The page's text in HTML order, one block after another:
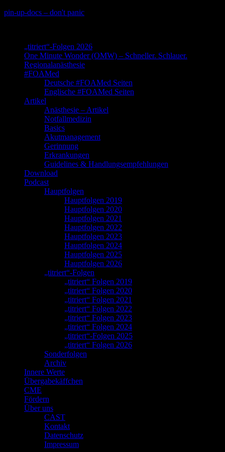
Skip
pin-up-docs – don't panic
„titriert“-Folgen 2026
One Minute Wonder (OMW) – Schneller. Schlauer.
Regionalanästhesie
#FOAMed
Deutsche #FOAMed Seiten
Englische #FOAMed Seiten
Artikel
Anästhesie – Artikel
Notfallmedizin
Basics
Akutmanagement
Gerinnung
Erkrankungen
Guidelines & Handlungsempfehlungen
Download
Podcast
Hauptfolgen
Hauptfolgen 2019
Hauptfolgen 2020
Hauptfolgen 2021
Hauptfolgen 2022
Hauptfolgen 2023
Hauptfolgen 2024
Hauptfolgen 2025
Hauptfolgen 2026
„titriert“-Folgen
„titriert“ Folgen 2019
„titriert“ Folgen 2020
„titriert“ Folgen 2021
„titriert“ Folgen 2022
„titriert“ Folgen 2023
„titriert“ Folgen 2024
„titriert“-Folgen 2025
„titriert“ Folgen 2026
Sonderfolgen
Archiv
Innere Werte
Übergabekäffchen
CME
Fördern
Über uns
CAST
Kontakt
Datenschutz
Impressum